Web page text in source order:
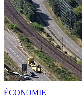
ÉCONOMIE